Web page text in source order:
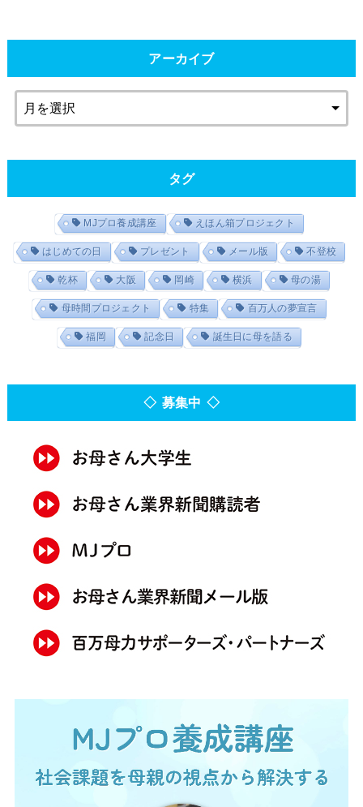
アーカイブ
タグ
MJプロ養成講座 えほん箱プロジェクト
はじめての日 プレゼント メール版 不登校
乾杯 大阪 岡崎 横浜 母の湯
母時間プロジェクト 特集 百万人の夢宣言
福岡 記念日 誕生日に母を語る
◇ 募集中 ◇